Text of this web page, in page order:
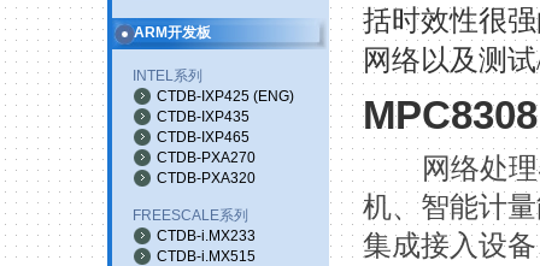
ARM开发板
INTEL系列
CTDB-IXP425(ENG)
CTDB-IXP435
CTDB-IXP465
CTDB-PXA270
CTDB-PXA320
FREESCALE系列
CTDB-i.MX233
CTDB-i.MX515
括时效性很
网络以及测试
MPC8308
网络处
机、智能计
集成接入设